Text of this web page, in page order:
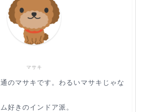
マサキ
のマサキです。わるいマサキじゃな
好きのインドア派。